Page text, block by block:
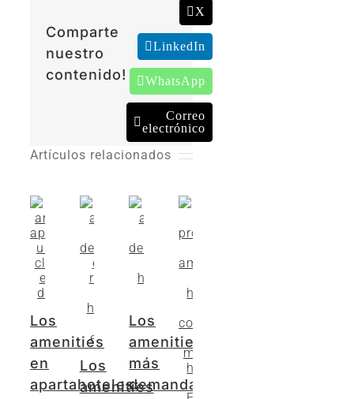
Comparte
nuestro
contenido!
X
LinkedIn
WhatsApp
Correo
electrónico
Artículos relacionados
Los
amenities
en
apartahoteles:
Los
amenities
Los
amenities
más
demandados